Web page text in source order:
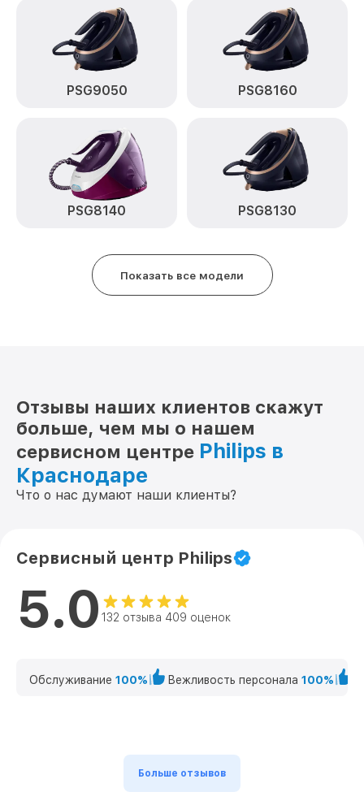
PerfectCare 7000 Series PSG7130 Philips
Восстановление электроклапана
PerfectCare 7000 Series PSG7130 Philips
от 600₽
PSG9050 PSG8160
PSG8140 PSG8130
Показать все модели
Отзывы наших клиентов скажут
больше, чем мы о нашем
сервисном центре Philips в
Краснодаре
Что о нас думают наши клиенты?
Сервисный центр Philips
5.0 132 отзыва 409 оценок
Обслуживание 100% Вежливость персонала 100%
Больше отзывов